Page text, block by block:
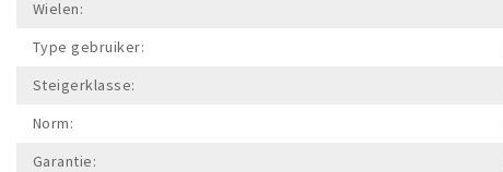
Wielen:
Type gebruiker:
Steigerklasse:
Norm:
Garantie: